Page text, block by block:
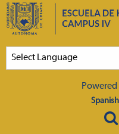
Powered
Spanish